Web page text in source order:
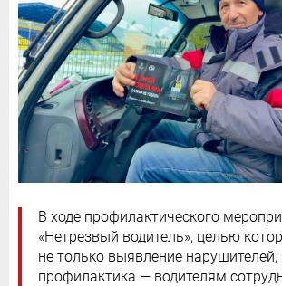
В ходе профилактического
«Нетрезвый водитель», целью
не только выявление нарушителей,
профилактика — водителям